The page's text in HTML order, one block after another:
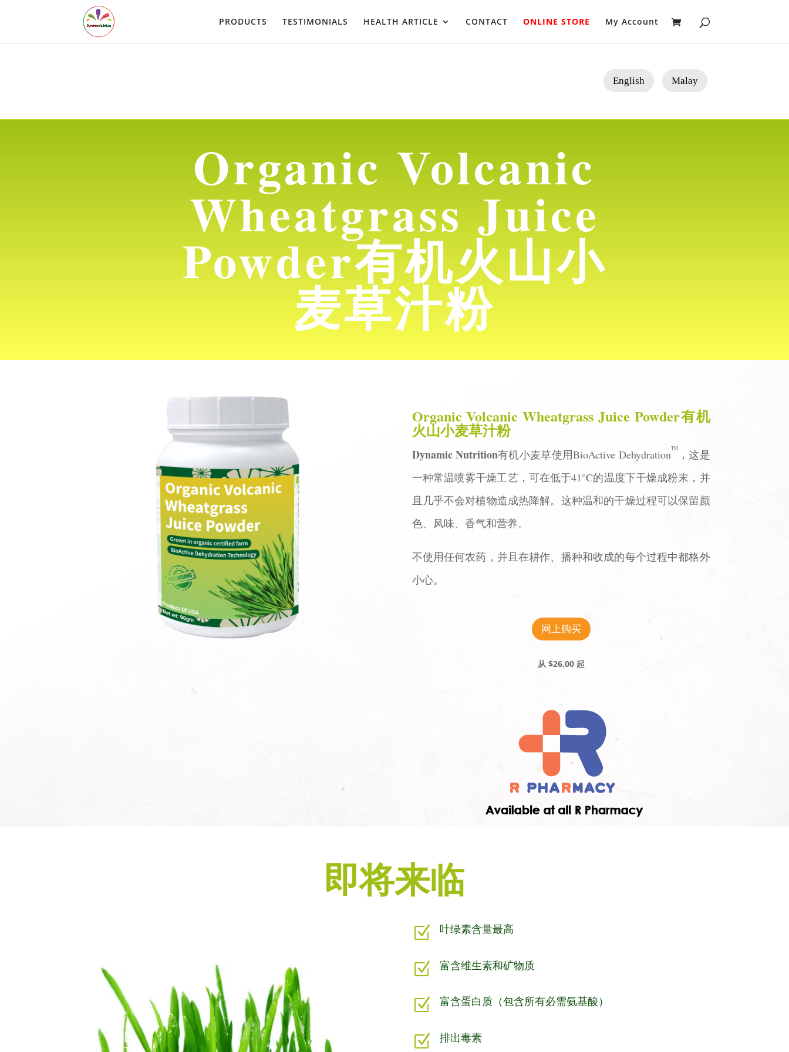
PRODUCTS TESTIMONIALS HEALTH ARTICLE CONTACT ONLINE STORE My Account
English Malay
Organic Volcanic
Wheatgrass Juice
Powder有机火山小
麦草汁粉
Organic Volcanic Wheatgrass Juice Powder有机
火山小麦草汁粉
Dynamic Nutrition有机小麦草使用BioActive DehydrationTM，这是
一种常温喷雾干燥工艺，可在低于41°C的温度下干燥成粉末，并
且几乎不会对植物造成热降解。这种温和的干燥过程可以保留颜
色、风味、香气和营养。
不使用任何农药，并且在耕作、播种和收成的每个过程中都格外
小心。
网上购买
从 $26.00起
即将来临
Z 叶绿素含量最高
Z 富含维生素和矿物质
Z 富含蛋白质（包含所有必需氨基酸）
Z 排出毒素